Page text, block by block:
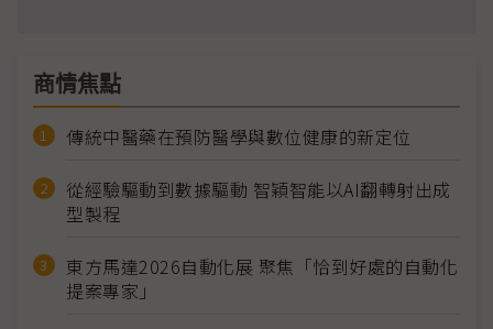
商情焦點
傳統中醫藥在預防醫學與數位健康的新定位
從經驗驅動到數據驅動 智穎智能以AI翻轉射出成
型製程
東方馬達2026自動化展 聚焦「恰到好處的自動化
提案專家」